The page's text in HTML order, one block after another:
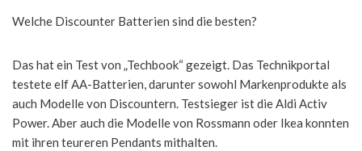
Welche Discounter Batterien sind die besten?
Das hat ein Test von „Techbook“ gezeigt. Das Technikportal
testete elf AA-Batterien, darunter sowohl Markenprodukte als
auch Modelle von Discountern. Testsieger ist die Aldi Activ
Power. Aber auch die Modelle von Rossmann oder Ikea konnten
mit ihren teureren Pendants mithalten.